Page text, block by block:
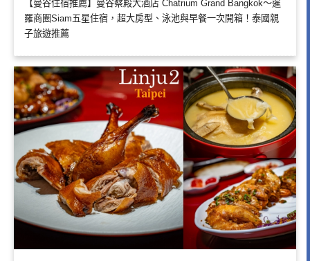
【曼谷住宿推薦】曼谷察殿大酒店 Chatrium Grand Bangkok～暹
羅商圈Siam五星住宿，超大房型、泳池與早餐一次開箱！泰國親
子旅遊推薦